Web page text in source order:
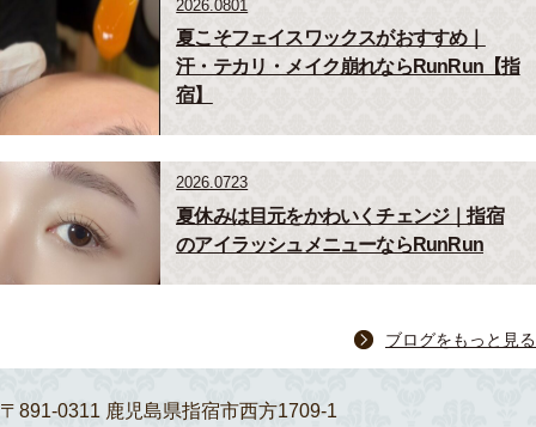
2026.0801
夏こそフェイスワックスがおすすめ｜
汗・テカリ・メイク崩れならRunRun【指
宿】
2026.0723
夏休みは目元をかわいくチェンジ｜指宿
のアイラッシュメニューならRunRun
ブログをもっと見る
〒891-0311 鹿児島県指宿市西方1709-1